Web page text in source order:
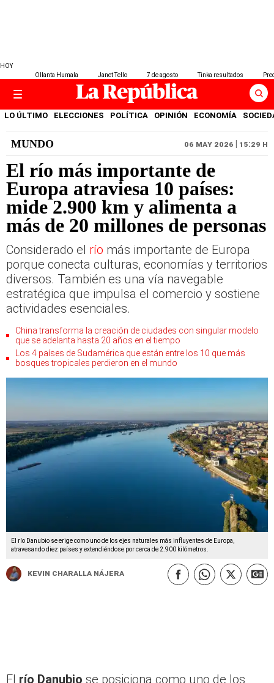
HOY
Ollanta Humala
Janet Tello 7 de agosto Tinka resultados
LO ÚLTIMO ELECCIONES POLÍTICA OPINIÓN ECONOMÍA
MUNDO 06 MAY 2026 | 15:29 H
El río más importante de
Europa atraviesa 10 países:
mide 2.900 km y alimenta a
más de 20 millones de personas
Considerado el río más importante de Europa
porque conecta culturas, economías y territorios
diversos. También es una vía navegable
estratégica que impulsa el comercio y sostiene
actividades esenciales.
China transforma la creación de ciudades con singular modelo
que se adelanta hasta 20 años en el tiempo
Los 4 países de Sudamérica que están entre los 10 que más
bosques tropicales perdieron en el mundo
El río Danubio se erige como uno de los ejes naturales más influyentes de Europa,
atravesando diez países y extendiéndose por cerca de 2.900 kilómetros.
Kevin Charalla Nájera
El río Danubio se posiciona como uno de los